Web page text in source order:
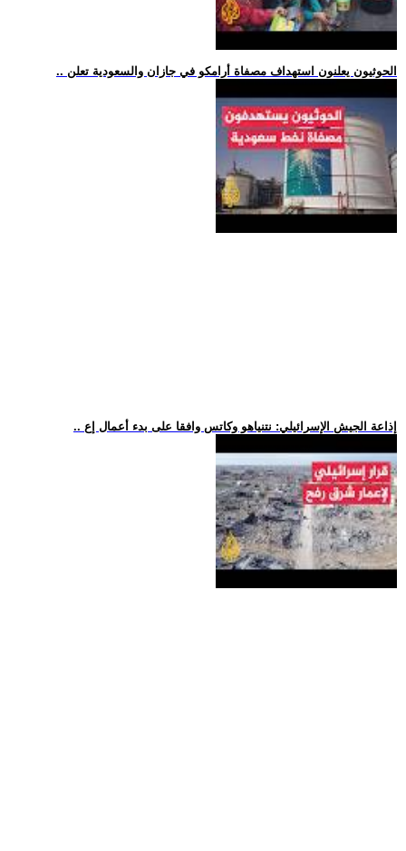
.. الحوثيون يعلنون استهداف مصفاة أرامكو في جازان والسعودية تعلن
.. إذاعة الجيش الإسرائيلي: نتنياهو وكاتس وافقا على بدء أعمال إع